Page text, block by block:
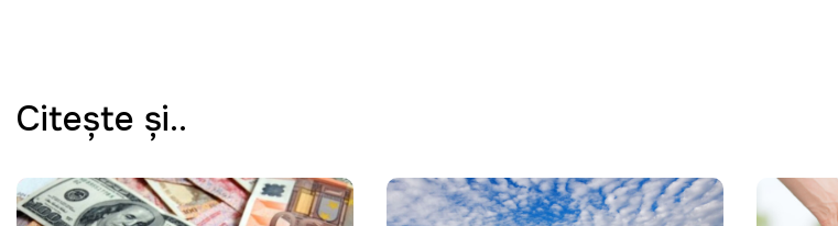
Citeşte şi..